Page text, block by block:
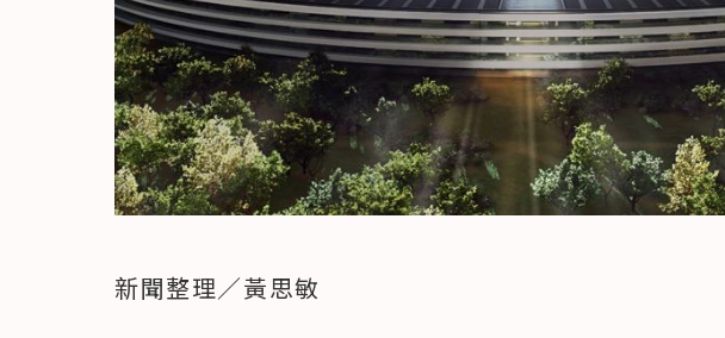
新聞整理／黃思敏